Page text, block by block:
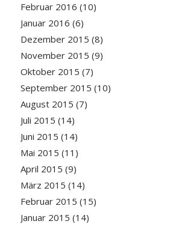
Februar 2016 (10)
Januar 2016 (6)
Dezember 2015 (8)
November 2015 (9)
Oktober 2015 (7)
September 2015 (10)
August 2015 (7)
Juli 2015 (14)
Juni 2015 (14)
Mai 2015 (11)
April 2015 (9)
März 2015 (14)
Februar 2015 (15)
Januar 2015 (14)